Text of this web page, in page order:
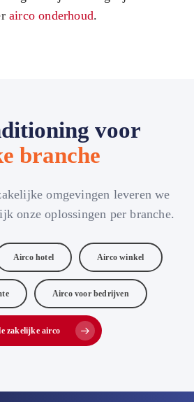
airco onderhoud.
voor
branche
omgevingen leveren we
onze oplossingen per branche.
Airco hotel Airco winkel
Airco voor bedrijven
zakelijke airco